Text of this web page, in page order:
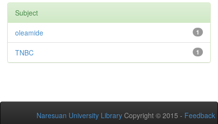
Subject
1
oleamide
1
TNBC
Naresuan University Library Copyright © 2015 - Feedback